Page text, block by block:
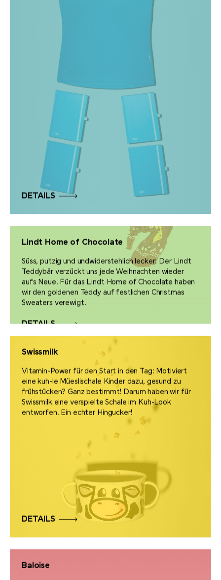
DETAILS
Lindt Home of Chocolate
Süss, putzig und undwiderstehlich lecker: Der Lindt
Teddybär verzückt uns jede Weihnachten wieder
aufs Neue. Für das Lindt Home of Chocolate haben
wir den goldenen Teddy auf festlichen Christmas
Sweaters verewigt.
DETAILS
Swissmilk
Vitamin-Power für den Start in den Tag: Motiviert
eine kuh-le Müeslischale Kinder dazu, gesund zu
frühstücken? Ganz bestimmt! Darum haben wir für
Swissmilk eine verspielte Schale im Kuh-Look
entworfen. Ein echter Hingucker!
DETAILS
Baloise